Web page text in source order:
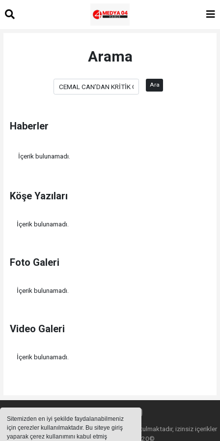
Sitemizden en iyi şekilde faydalanabilmeniz
için çerezler kullanılmaktadır. Bu siteye giriş
yaparak çerez kullanımını kabul etmiş
Arama
Ara
Haberler
İçerik bulunamadı.
Köşe Yazıları
İçerik bulunamadı.
Foto Galeri
İçerik bulunamadı.
Video Galeri
İçerik bulunamadı.
Sitemizde bulunan içeriklerin tüm hakları saklı tutulmaktadır, izinsiz içerikler
kullanılamaz. Copyright 2020©